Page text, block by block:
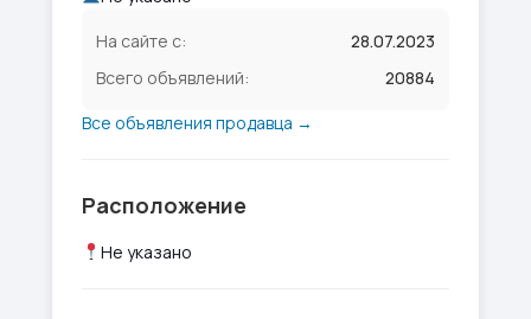
На сайте с:
28.07.2023
Всего объявлений:
20884
Все объявления продавца →
Расположение
Не указано